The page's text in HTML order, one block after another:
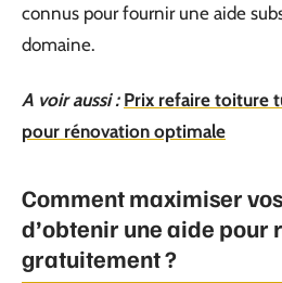
connus pour fournir une aide
domaine.
A voir aussi : Prix refaire toiture
pour rénovation optimale
Comment maximiser
d’obtenir une aide pour
gratuitement ?